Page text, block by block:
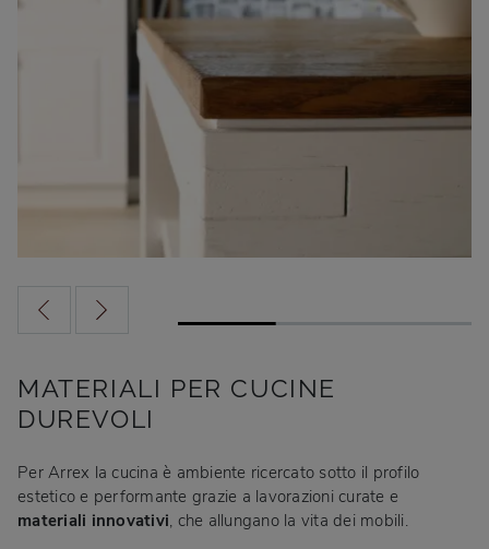
MATERIALI PER CUCINE
DUREVOLI
Per Arrex la cucina è ambiente ricercato sotto il profilo
estetico e performante grazie a lavorazioni curate e
materiali innovativi, che allungano la vita dei mobili.